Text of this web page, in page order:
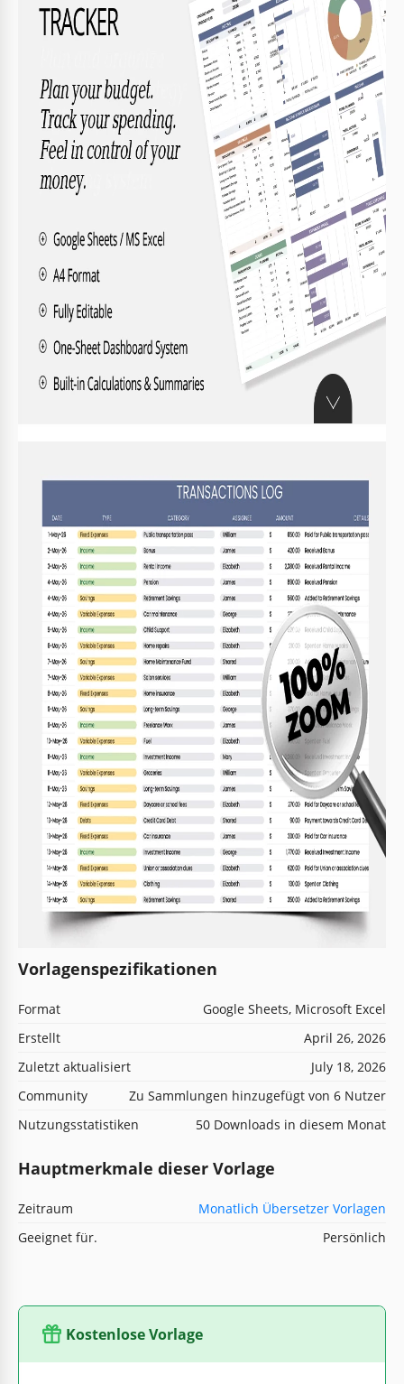
Vorlagenspezifikationen
Format
Google Sheets, Microsoft Excel
Erstellt
April 26, 2026
Zuletzt aktualisiert
July 18, 2026
Community
Zu Sammlungen hinzugefügt von 6 Nutzer
Nutzungsstatistiken
50 Downloads in diesem Monat
Hauptmerkmale dieser Vorlage
Zeitraum
Monatlich Übersetzer Vorlagen
Geeignet für.
Persönlich
Kostenlose Vorlage